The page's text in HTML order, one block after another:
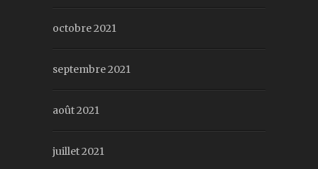
octobre 2021
septembre 2021
août 2021
juillet 2021